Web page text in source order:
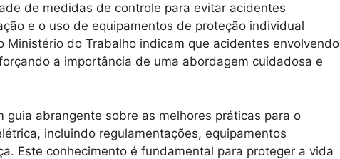
de medidas de controle para evitar acidentes
e o uso de equipamentos de proteção individual
Ministério do Trabalho indicam que acidentes envolvendo
a importância de uma abordagem cuidadosa e
guia abrangente sobre as melhores práticas para o
incluindo regulamentações, equipamentos
Este conhecimento é fundamental para proteger a vida